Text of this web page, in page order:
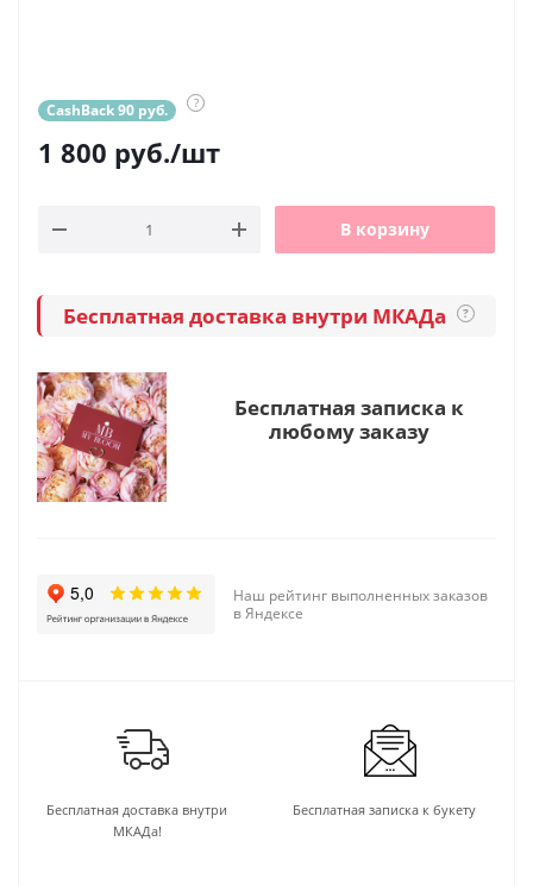
CashBack 90 руб. ?
1 800 руб./шт
В корзину
Бесплатная доставка внутри МКАДа ?
Бесплатная записка к
любому заказу
Наш рейтинг выполненных заказов
в Яндексе
Бесплатная доставка внутри
МКАДа!
Бесплатная записка к букету